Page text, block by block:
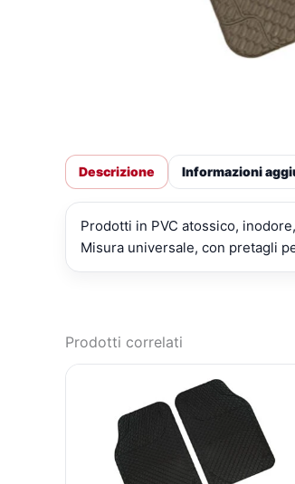
Descrizione Informazioni
Prodotti in PVC atossico,
Misura universale, con pretagli
Prodotti correlati
PREZZO
ORIGINALE
€24,28.
È: